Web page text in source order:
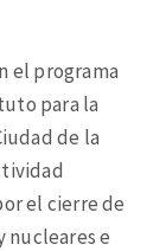
el programa
para la
de la
el cierre de
nucleares e